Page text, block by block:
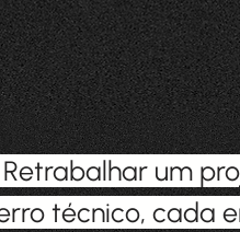
Retrabalhar um
técnico, cada